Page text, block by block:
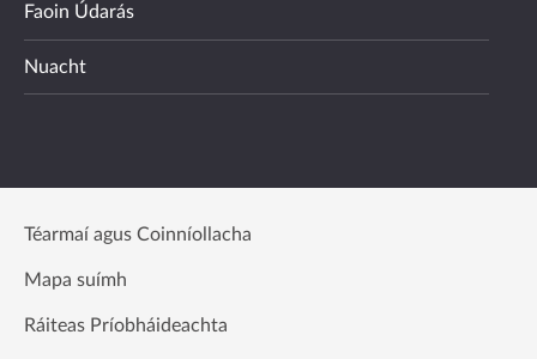
Faoin Údarás
Nuacht
Téarmaí agus Coinníollacha
Mapa suímh
Ráiteas Príobháideachta